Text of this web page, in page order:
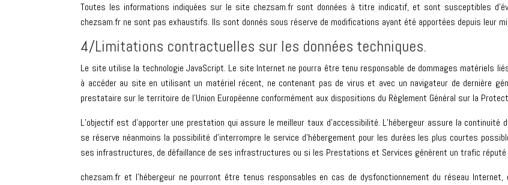
Toutes les informations indiquées sur le site chezsam.fr sont données à titre indicatif, et sont susceptibles
chezsam.fr ne sont pas exhaustifs. Ils sont donnés sous réserve de modifications ayant été apportées depuis leur
4/Limitations contractuelles sur les données techniques.
Le site utilise la technologie JavaScript. Le site Internet ne pourra être tenu responsable de dommages matériels
à accéder au site en utilisant un matériel récent, ne contenant pas de virus et avec un navigateur de dernière
prestataire sur le territoire de l’Union Européenne conformément aux dispositions du Règlement Général sur la
L’objectif est d’apporter une prestation qui assure le meilleur taux d’accessibilité. L’hébergeur assure la
se réserve néanmoins la possibilité d’interrompre le service d’hébergement pour les durées les plus courtes
ses infrastructures, de défaillance de ses infrastructures ou si les Prestations et Services génèrent un trafic réputé
chezsam.fr et l’hébergeur ne pourront être tenus responsables en cas de dysfonctionnement du réseau